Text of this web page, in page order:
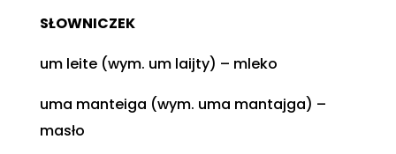
SŁOWNICZEK
um leite (wym. um laijty) – mleko
uma manteiga (wym. uma mantajga) –
masło